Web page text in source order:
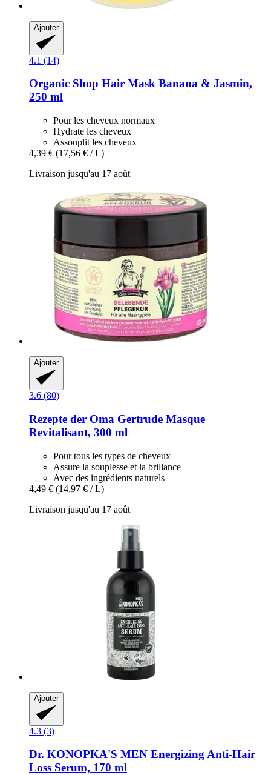
Ajouter
4.1 (14)
Organic Shop Hair Mask Banana & Jasmin,
250 ml
Pour les cheveux normaux
Hydrate les cheveux
Assouplit les cheveux
4,39 € (17,56 € / L)
Livraison jusqu'au 17 août
Ajouter
3.6 (80)
Rezepte der Oma Gertrude Masque
Revitalisant, 300 ml
Pour tous les types de cheveux
Assure la souplesse et la brillance
Avec des ingrédients naturels
4,49 € (14,97 € / L)
Livraison jusqu'au 17 août
Ajouter
4.3 (3)
Dr. KONOPKA'S MEN Energizing Anti-​Hair
Loss Serum, 170 ml